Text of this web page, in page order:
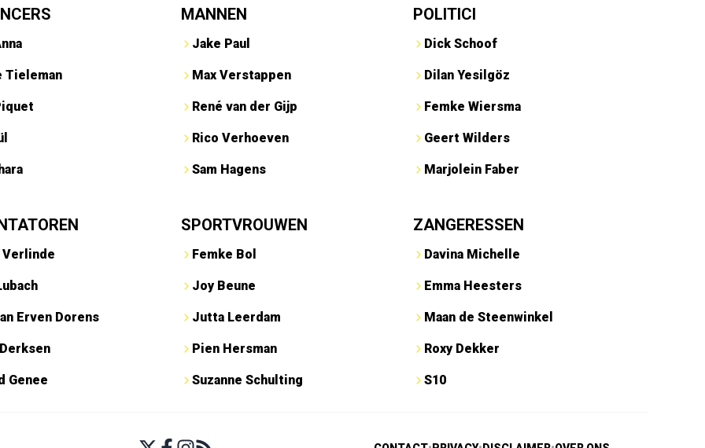
Tieleman
MANNEN
Jake Paul
Max Verstappen
René van der Gijp
Rico Verhoeven
Sam Hagens
POLITICI
Dick Schoof
Dilan Yesilgöz
Femke Wiersma
Geert Wilders
Marjolein Faber
Erven Dorens
Genee
SPORTVROUWEN
Femke Bol
Joy Beune
Jutta Leerdam
Pien Hersman
Suzanne Schulting
ZANGERESSEN
Davina Michelle
Emma Heesters
Maan de Steenwinkel
Roxy Dekker
S10